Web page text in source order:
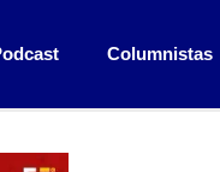
Columnistas